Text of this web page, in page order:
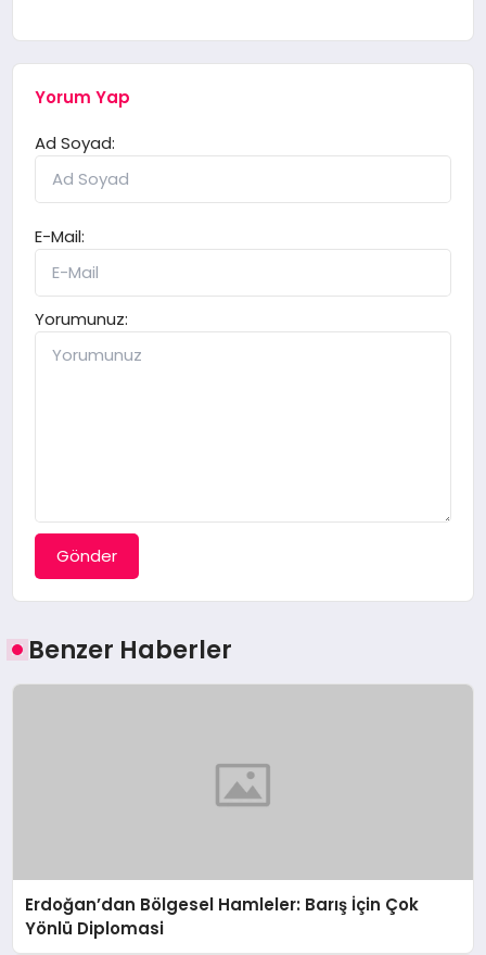
Yorum Yap
Ad Soyad:
E-Mail:
Yorumunuz:
Gönder
Benzer Haberler
Erdoğan’dan Bölgesel Hamleler: Barış İçin Çok
Yönlü Diplomasi